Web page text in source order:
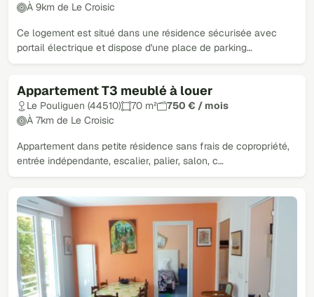
À 9km de Le Croisic
Ce logement est situé dans une résidence sécurisée avec
portail électrique et dispose d'une place de parking…
Appartement T3 meublé à louer
Le Pouliguen (44510) 70 m²
750 € / mois
À 7km de Le Croisic
Appartement dans petite résidence sans frais de copropriété,
entrée indépendante, escalier, palier, salon, c…